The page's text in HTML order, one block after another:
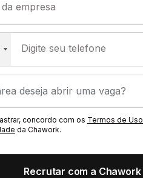
empresa
Digite seu telefone
concordo com os Termos de Uso
da Chawork.
Recrutar com a Chawork